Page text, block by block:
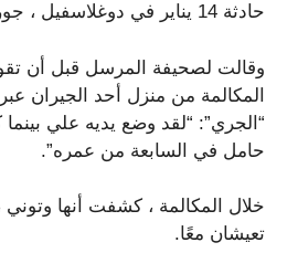
حادثة 14 يناير في دوغلاسفيل ، جورجيا.
وقالت لصحيفة المرسل قبل أن
المكالمة من منزل أحد الجيران
“الجري”: “لقد وضع يديه علي بينما
حامل في السابعة من عمره”.
تعيشان معًا.